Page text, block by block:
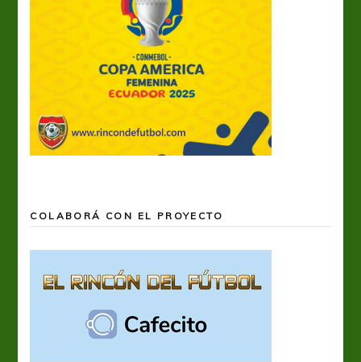
COLABORÁ CON EL PROYECTO